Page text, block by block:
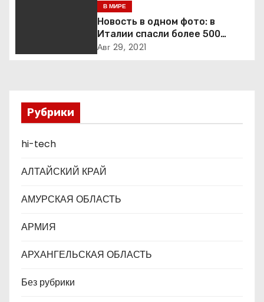
п
з
а
п
и
с
я
м
В МИРЕ
Новость в одном фото: в
Италии спасли более 500
мигрантов на рыбацкой лодке
Авг 29, 2021
Рубрики
hi-tech
АЛТАЙСКИЙ КРАЙ
АМУРСКАЯ ОБЛАСТЬ
АРМИЯ
АРХАНГЕЛЬСКАЯ ОБЛАСТЬ
Без рубрики